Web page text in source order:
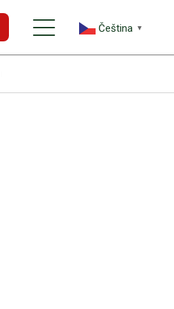
Čeština‎ ▼